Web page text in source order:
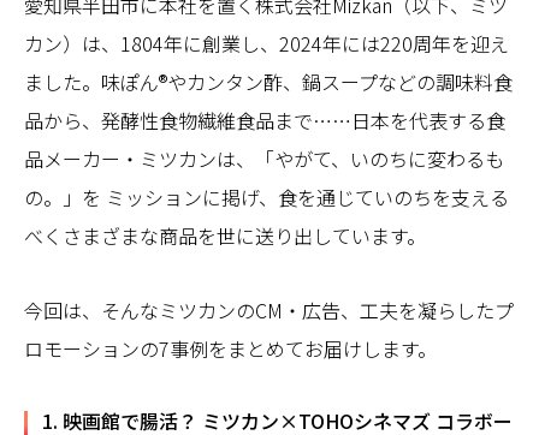
カン）は、1804年に創業し、2024年には220周年を迎え
ました。味ぽん®やカンタン酢、鍋スープなどの調味料食
品から、発酵性食物繊維食品まで……日本を代表する食
品メーカー・ミツカンは、「やがて、いのちに変わるも
の。」を ミッションに掲げ、食を通じていのちを支える
べくさまざまな商品を世に送り出しています。
今回は、そんなミツカンのCM・広告、工夫を凝らしたプ
ロモーションの7事例をまとめてお届けします。
1. 映画館で腸活？ ミツカン×TOHOシネマズ コラボー